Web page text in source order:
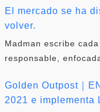
El mercado se ha
volver.
Madman escribe
responsable,
Golden Outpost｜
2021 e implementa